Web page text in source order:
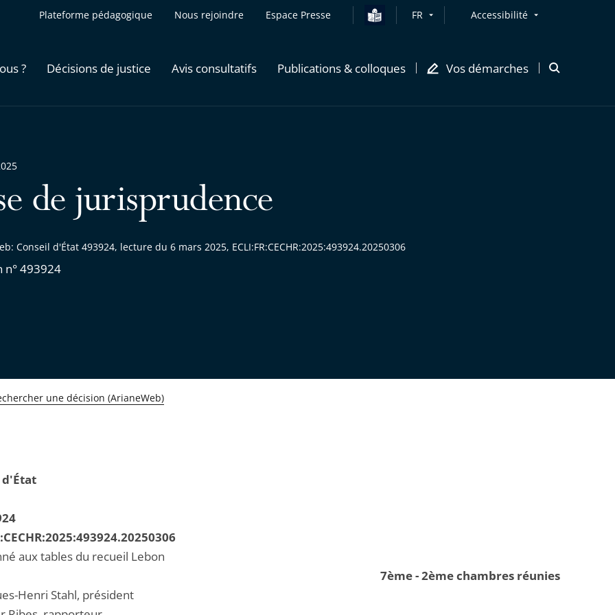
Plateforme pédagogique Nous rejoindre Espace Presse FR Accessibilité
? Décisions de justice Avis consultatifs Publications & colloques Vos démarches
Ouvrir
de jurisprudence
Conseil d'État 493924, lecture du 6 mars 2025, ECLI:FR:CECHR:2025:493924.20250306
n° 493924
une décision (ArianeWeb)
d'État
aux tables du recueil Lebon
7ème - 2ème chambres réunies
Henri Stahl, président